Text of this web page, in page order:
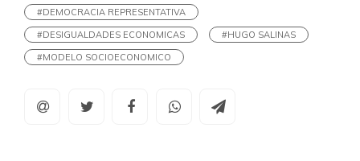
#DEMOCRACIA REPRESENTATIVA
#DESIGUALDADES ECONOMICAS
#HUGO SALINAS
#MODELO SOCIOECONOMICO